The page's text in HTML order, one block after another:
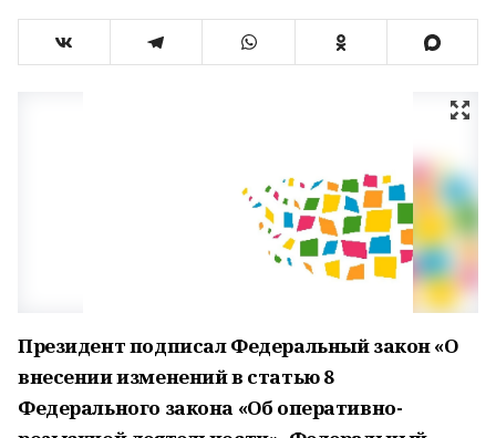
Президент подписал Федеральный закон «О
внесении изменений в статью 8
Федерального закона «Об оперативно-